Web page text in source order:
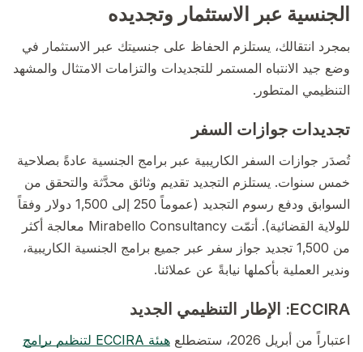
الجنسية عبر الاستثمار وتجديده
بمجرد انتقالك، يستلزم الحفاظ على جنسيتك عبر الاستثمار في
وضع جيد الانتباه المستمر للتجديدات والتزامات الامتثال والمشهد
التنظيمي المتطور.
تجديدات جوازات السفر
تُصدَر جوازات السفر الكاريبية عبر برامج الجنسية عادةً بصلاحية
خمس سنوات. يستلزم التجديد تقديم وثائق محدَّثة والتحقق من
السوابق ودفع رسوم التجديد (عموماً 250 إلى 1,500 دولار وفقاً
للولاية القضائية). أتمّت Mirabello Consultancy معالجة أكثر
من 1,500 تجديد جواز سفر عبر جميع برامج الجنسية الكاريبية،
وندير العملية بأكملها نيابةً عن عملائنا.
ECCIRA: الإطار التنظيمي الجديد
اعتباراً من أبريل 2026، ستضطلع
هيئة ECCIRA لتنظيم برامج